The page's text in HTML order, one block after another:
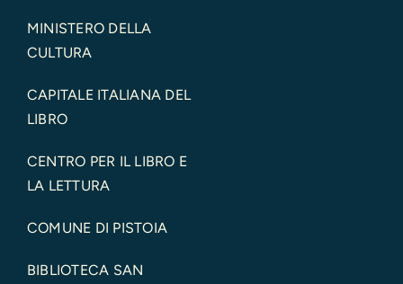
MINISTERO DELLA
CULTURA
CAPITALE ITALIANA DEL
LIBRO
CENTRO PER IL LIBRO E
LA LETTURA
COMUNE DI PISTOIA
BIBLIOTECA SAN